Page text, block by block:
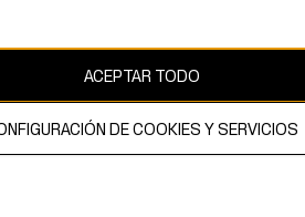
web está protegido por copyright y es
ACEPTAR TODO
DE COOKIES Y SERVICIOS